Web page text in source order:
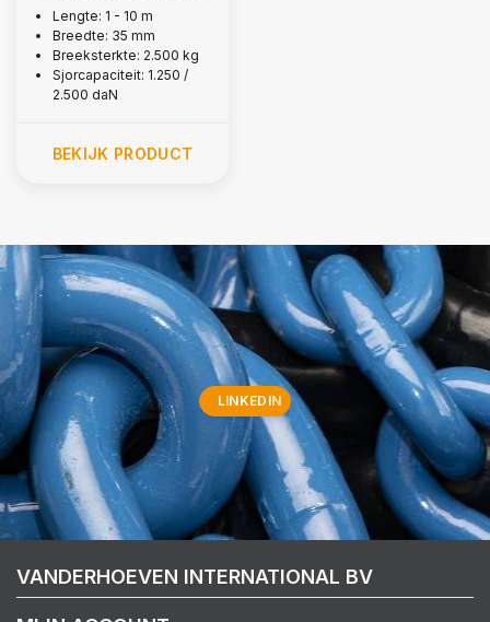
KGLengte: 1 - 10 m
Breedte: 35 mm
Breeksterkte: 2.500 kg
Sjorcapaciteit: 1.250 /
2.500 daN
BEKIJK PRODUCT
LINKEDIN
VANDERHOEVEN INTERNATIONAL BV